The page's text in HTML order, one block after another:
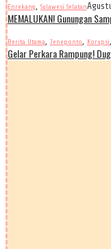
Enrekang, Sulawesi Selatan
MEMALUKAN! Gunungan
Berita Utama, Jeneponto, Korupsi,
Gelar Perkara Rampung!